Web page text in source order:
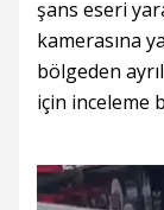
şans eseri
kamerasına
bölgeden
için inceleme